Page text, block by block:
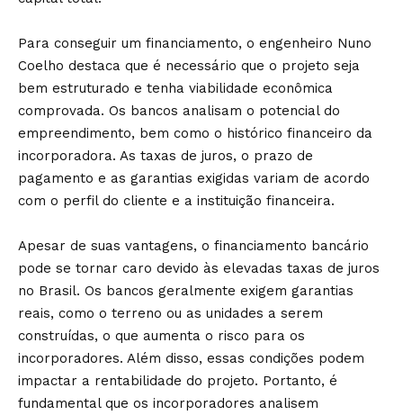
Para conseguir um financiamento, o engenheiro Nuno
Coelho destaca que é necessário que o projeto seja
bem estruturado e tenha viabilidade econômica
comprovada. Os bancos analisam o potencial do
empreendimento, bem como o histórico financeiro da
incorporadora. As taxas de juros, o prazo de
pagamento e as garantias exigidas variam de acordo
com o perfil do cliente e a instituição financeira.
Apesar de suas vantagens, o financiamento bancário
pode se tornar caro devido às elevadas taxas de juros
no Brasil. Os bancos geralmente exigem garantias
reais, como o terreno ou as unidades a serem
construídas, o que aumenta o risco para os
incorporadores. Além disso, essas condições podem
impactar a rentabilidade do projeto. Portanto, é
fundamental que os incorporadores analisem